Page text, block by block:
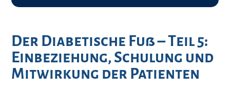
Der Diabetische Fuß – Teil 5:
Einbeziehung, Schulung und
Mitwirkung der Patienten